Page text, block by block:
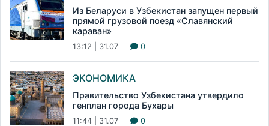
Из Беларуси в Узбекистан запущен первый
прямой грузовой поезд «Славянский
караван»
13:12 | 31.07 0
ЭКОНОМИКА
Правительство Узбекистана утвердило
генплан города Бухары
11:44 | 31.07 0